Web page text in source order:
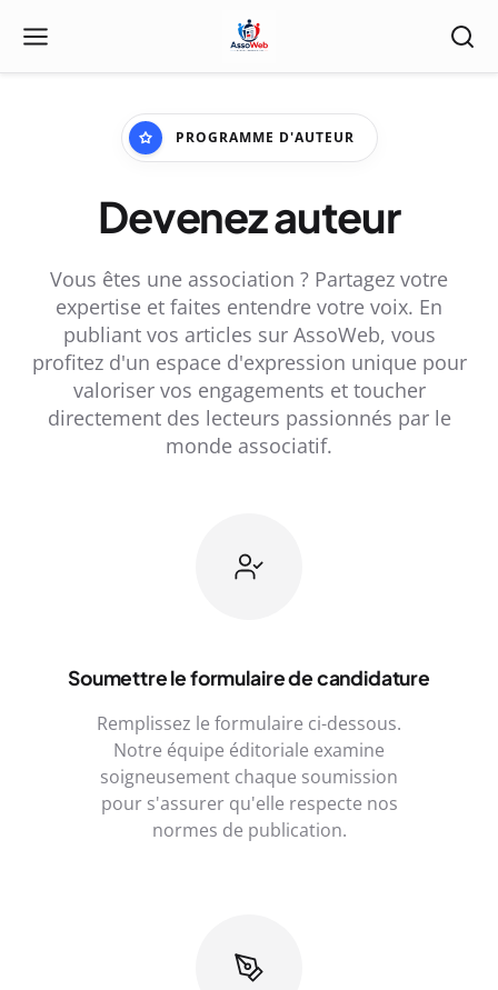
PROGRAMME D'AUTEUR
Devenez auteur
Vous êtes une association ? Partagez votre
expertise et faites entendre votre voix. En
publiant vos articles sur AssoWeb, vous
profitez d'un espace d'expression unique pour
valoriser vos engagements et toucher
directement des lecteurs passionnés par le
monde associatif.
Soumettre le formulaire de candidature
Remplissez le formulaire ci-dessous.
Notre équipe éditoriale examine
soigneusement chaque soumission
pour s'assurer qu'elle respecte nos
normes de publication.